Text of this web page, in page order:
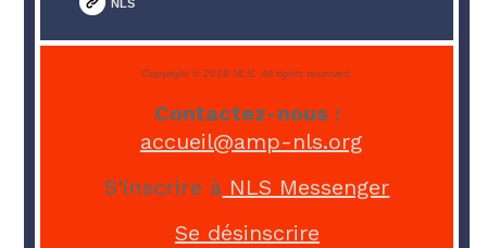
NLS
Copyright © 2018 NLS. All rights reserved.
Contactez-nous :
accueil@amp-nls.org
S'inscrire à NLS Messenger
Se désinscrire